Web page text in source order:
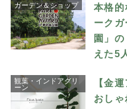
ガーデン＆ショップ
本格
ーク
園」
えた5
観葉・インドアグリ
ーン
【金
おし